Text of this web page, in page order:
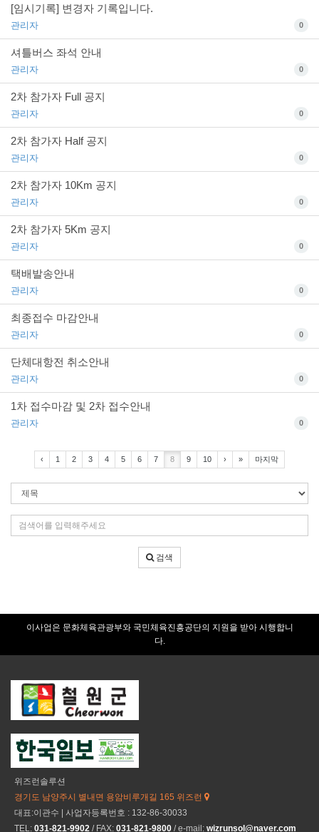
[임시기록] 변경자 기록입니다.
관리자 0
셔틀버스 좌석 안내
관리자 0
2차 참가자 Full 공지
관리자 0
2차 참가자 Half 공지
관리자 0
2차 참가자 10Km 공지
관리자 0
2차 참가자 5Km 공지
관리자 0
택배발송안내
관리자 0
최종접수 마감안내
관리자 0
단체대항전 취소안내
관리자 0
1차 접수마감 및 2차 접수안내
관리자 0
‹ 1 2 3 4 5 6 7 8 9 10 › » 마지막
색
조
색
어
입
검색
이사업은 문화체육관광부와 국민체육진흥공단의 지원을 받아 시행합니
다.
위즈런솔루션
경기도 남양주시 별내면 용암비루개길 165 위즈런
대표:이관수 | 사업자등록번호 : 132-86-30033
TEL: 031-821-9902 / FAX: 031-821-9800 / e-mail: wizrunsol@naver.com